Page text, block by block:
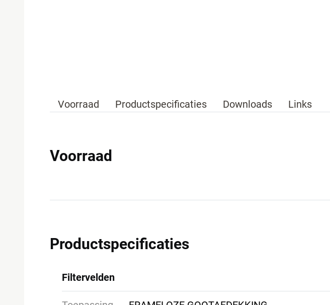
Voorraad Productspecificaties Downloads Links
Voorraad
Productspecificaties
Filtervelden